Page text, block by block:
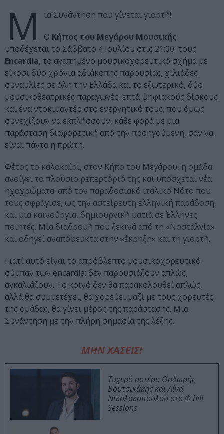
Μ
ια Συνάντηση που γίνεται γιορτή!
Ο Κήπος του Μεγάρου Μουσικής
υποδέχεται το Σάββατο 4 Ιουλίου στις 21:00, τους
Encardia, το αγαπημένο μουσικοχορευτικό σχήμα με
είκοσι δύο χρόνια αδιάκοπης παρουσίας, χιλιάδες
συναυλίες σε όλη την Ελλάδα και το εξωτερικό, δύο
μουσικοθεατρικές παραγωγές, επτά ψηφιακούς δίσκους
και ένα ντοκιμαντέρ στο ενεργητικό τους, που όμως
συνεχίζουν να εκπλήσσουν, κάθε φορά με μια
παράσταση διαφορετική από την προηγούμενη, σαν να
είναι πάντα η πρώτη.
Φέτος το καλοκαίρι, στον Κήπο του Μεγάρου, η ομάδα
ανοίγει το πλούσιο ρεπερτόριό της και υπόσχεται νέα
ηχοχρώματα: από τον παραδοσιακό ιταλικό Νότο που
τους σφράγισε, ως την αστείρευτη ελληνική παράδοση,
και μια καινούργια, δημιουργική ματιά σε Έλληνες
ποιητές. Μια διαδρομή που ξεκινά από τη «Νοσταλγία»
και οδηγεί αναπόφευκτα στην «έκρηξη» και τη γιορτή.
Γιατί αυτό είναι το απρόβλεπτο μουσικοχορευτικό
σύμπαν των encardia: δεν παρουσιάζουν απλώς,
αγκαλιάζουν. Το κοινό δεν θα παρακολουθεί απλώς,
αλλά θα συμμετέχει, θα χορεύει μαζί με τους χορευτές
της ομάδας, θα γίνει μέρος της παράστασης. Μια
Συνάντηση με την πλήρη σημασία της λέξης.
ΜΗΝ ΧΑΣΕΙΣ!
Τυχερό αστέρι: Θοδωρής
Βουτσικάκης και Λίνα
Νικολακοπούλου στο Φ hill
Sessions